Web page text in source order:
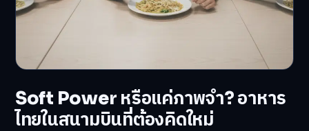
Soft Power หรือแค่ภาพจำ? อาหาร
ไทยในสนามบินที่ต้องคิดใหม่